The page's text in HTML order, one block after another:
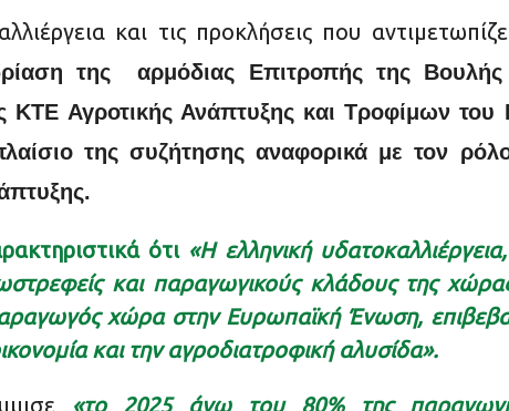
και τις προκλήσεις που
της αρμόδιας Επιτροπής της
ΚΤΕ Αγροτικής Ανάπτυξης και Τροφίμων
της συζήτησης αναφορικά με τον
ότι «Η ελληνική
και παραγωγικούς κλάδους της
χώρα στην Ευρωπαϊκή Ένωση,
και την αγροδιατροφική αλυσίδα».
«το 2025 άνω του 80% της